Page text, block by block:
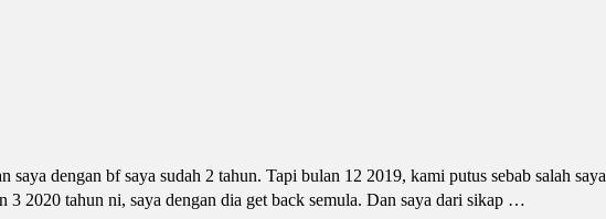
dengan bf saya sudah 2 tahun. Tapi bulan 12 2019, kami putus sebab salah saya
2020 tahun ni, saya dengan dia get back semula. Dan saya dari sikap …